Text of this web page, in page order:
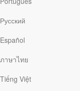
Русский
Español
ภาษาไทย
Tiếng Việt在《預備迎接耶穌